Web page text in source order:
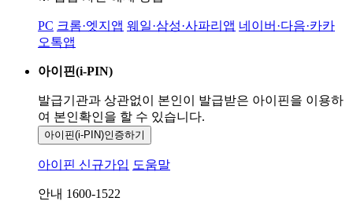
PC 크롬·엣지앱 웨일·삼성·사파리앱 네이버·다음·카카
오톡앱
아이핀(i-PIN)
발급기관과 상관없이 본인이 발급받은 아이핀을 이용하
여 본인확인을 할 수 있습니다.
아이핀(i-PIN)인증하기
아이핀 신규가입 도움말
안내 1600-1522